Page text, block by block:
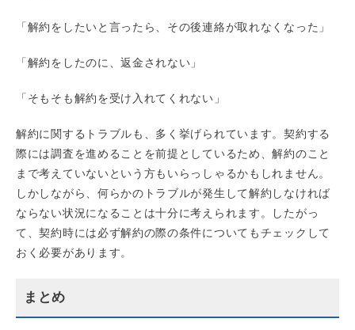
「解約をしたいと言ったら、その後連絡が取れなくなった」
「解約をしたのに、返金されない」
「そもそも解約を受け入れてくれない」
解約に関するトラブルも、多く挙げられています。契約する
際には調査を進めることを前提としているため、解約のこと
まで考えていないという方もいらっしゃるかもしれません。
しかしながら、何らかのトラブルが発生して解約しなければ
ならない状況になることは十分に考えられます。したがっ
て、契約時には必ず解約の際の条件についてもチェックして
おく必要があります。
まとめ